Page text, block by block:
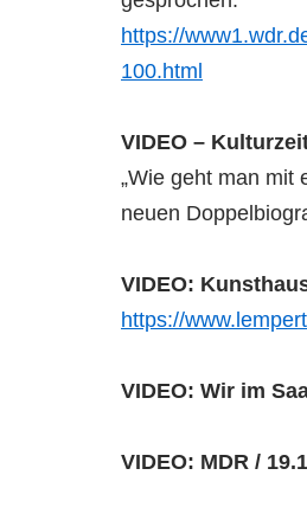
https://
100.html
VIDEO –
„Wie geht man mit
neuen
VIDEO:
https://
VIDEO: Wir im
VIDEO: MDR /